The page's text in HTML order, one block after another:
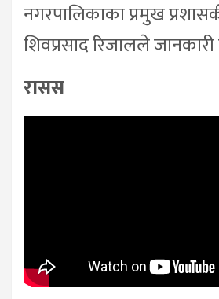
नगरपालिकाका प्रमुख
शिवप्रसाद रिजालले जानकारी
रासस